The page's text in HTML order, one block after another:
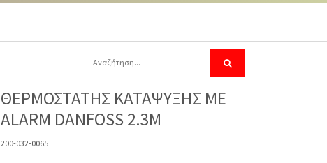
ΘΕΡΜΟΣΤΑΤΗΣ ΚΑΤΑΨΥΞΗΣ ME
ALARM DANFOSS 2.3M
200-032-0065